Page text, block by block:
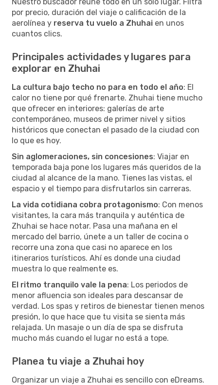
por precio, duración del viaje o calificación de la
aerolínea y reserva tu vuelo a Zhuhai en unos
cuantos clics.
Principales actividades y lugares para
explorar en Zhuhai
La cultura bajo techo no para en todo el año: El
calor no tiene por qué frenarte. Zhuhai tiene mucho
que ofrecer en interiores: galerías de arte
contemporáneo, museos de primer nivel y sitios
históricos que conectan el pasado de la ciudad con
lo que es hoy.
Sin aglomeraciones, sin concesiones: Viajar en
temporada baja pone los lugares más queridos de la
ciudad al alcance de la mano. Tienes las vistas, el
espacio y el tiempo para disfrutarlos sin carreras.
La vida cotidiana cobra protagonismo: Con menos
visitantes, la cara más tranquila y auténtica de
Zhuhai se hace notar. Pasa una mañana en el
mercado del barrio, únete a un taller de cocina o
recorre una zona que casi no aparece en los
itinerarios turísticos. Ahí es donde una ciudad
muestra lo que realmente es.
El ritmo tranquilo vale la pena: Los periodos de
menor afluencia son ideales para descansar de
verdad. Los spas y retiros de bienestar tienen menos
presión, lo que hace que tu visita se sienta más
relajada. Un masaje o un día de spa se disfruta
mucho más cuando el lugar no está a tope.
Planea tu viaje a Zhuhai hoy
Organizar un viaje a Zhuhai es sencillo con eDreams.